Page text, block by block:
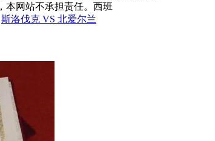
本网站不承担责任。西班
斯洛伐克 VS 北爱尔兰